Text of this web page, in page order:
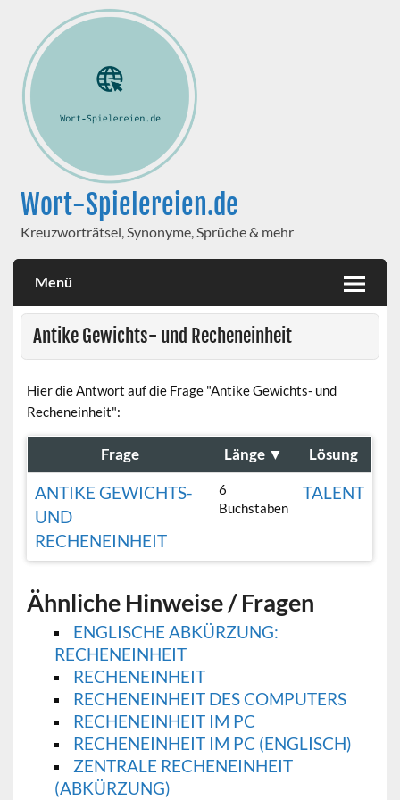
Wort-Spielereien.de
Kreuzworträtsel, Synonyme, Sprüche & mehr
Menü
Antike Gewichts- und Recheneinheit
Hier die Antwort auf die Frage "Antike Gewichts- und
Recheneinheit":
Frage Länge ▼ Lösung
ANTIKE GEWICHTS-
UND
RECHENEINHEIT
6
Buchstaben
TALENT
Ähnliche Hinweise / Fragen
ENGLISCHE ABKÜRZUNG:
RECHENEINHEIT
RECHENEINHEIT
RECHENEINHEIT DES COMPUTERS
RECHENEINHEIT IM PC
RECHENEINHEIT IM PC (ENGLISCH)
ZENTRALE RECHENEINHEIT
(ABKÜRZUNG)